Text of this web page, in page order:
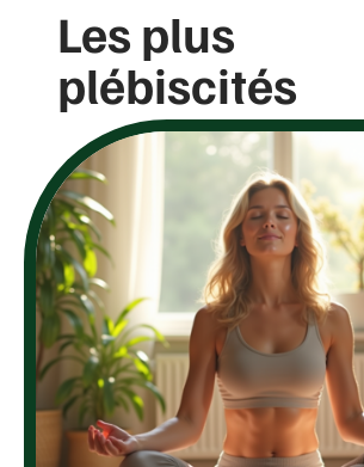
Les plus
plébiscités